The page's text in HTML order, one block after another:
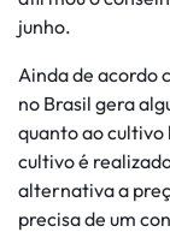
junho.
Ainda de acordo
no Brasil gera
quanto ao cultivo
cultivo é
alternativa a
precisa de um